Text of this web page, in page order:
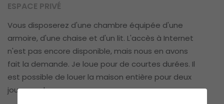
ESPACE PRIVÉ
Vous disposerez d'une chambre équipée d'une
armoire, d'une chaise et d'un lit. L'accès à Internet
n'est pas encore disponible, mais nous en avons
fait la demande. Je loue pour de courtes durées. Il
est possible de louer la maison entière pour deux
jours ou plus.